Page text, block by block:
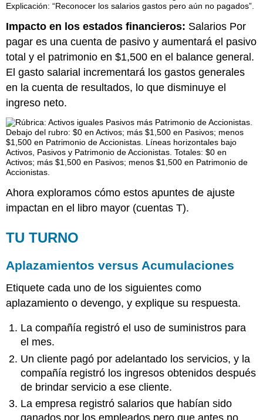
Impacto en los estados financieros: Salarios Por
pagar es una cuenta de pasivo y aumentará el pasivo
total y el patrimonio en $1,500 en el balance general.
El gasto salarial incrementará los gastos generales
en la cuenta de resultados, lo que disminuye el
ingreso neto.
Ahora exploramos cómo estos apuntes de ajuste
impactan en el libro mayor (cuentas T).
TU TURNO
Aplazamientos versus Acumulaciones
Etiquete cada uno de los siguientes como
aplazamiento o devengo, y explique su respuesta.
La compañía registró el uso de suministros para
el mes.
Un cliente pagó por adelantado los servicios, y la
compañía registró los ingresos obtenidos después
de brindar servicio a ese cliente.
La empresa registró salarios que habían sido